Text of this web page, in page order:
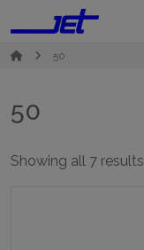
50
50
Showing all 7 results